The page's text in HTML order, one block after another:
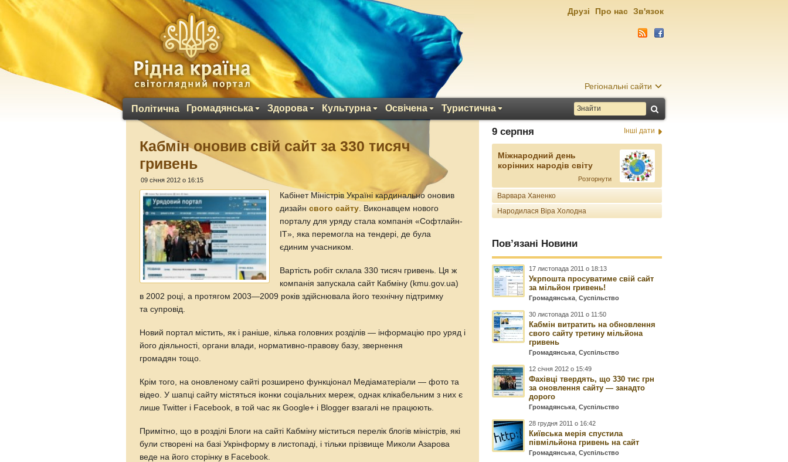
Регіональні сайти
Політична Громадянська Здорова Культурна Освічена Туристична
Друзі Про нас Зв'язок
Кабмін оновив свій сайт за 330 тисяч
гривень
09 січня 2012 о 16:15
Кабінет Міністрів Україні кардинально оновив
дизайнсвого сайту. Виконавцем нового
порталу для уряду стала компанія «Софтлайн-
IT», яка перемогла на тендері, де була
єдиним учасником.
Вартість робіт склала 330 тисяч гривень. Ця ж
компанія запускала сайт Кабміну (kmu.gov.ua)
в 2002 році, а протягом 2003—2009 років здійснювала його технічну підтримку
та супровід.
Новий портал містить, як і раніше, кілька головних розділів — інформацію про уряд і
його діяльності, органи влади, нормативно-правову базу, звернення
громадян тощо.
Крім того, на оновленому сайті розширено функціонал Медіаматеріали — фото та
відео. У шапці сайту містяться іконки соціальних мереж, однак клікабельним з них є
лише Twitter i Facebook, в той час як Google+ і Blogger взагалі не працюють.
Примітно, що в розділі Блоги на сайті Кабміну міститься перелік блогів міністрів, які
були створені на базі Укрінформу в листопаді, і тільки прізвище Миколи Азарова
веде на його сторінку в Facebook.
9 серпня Інші дати
Міжнародний день
корінних народів світу
Розгорнути
Варвара Ханенко
Народилася Віра Холодна
Пов’язані Новини
17 листопада 2011 о 18:13
Укрпошта просуватиме свій сайт
за мільйон гривень!
Громадянська ,Суспільство
30 листопада 2011 о 11:50
Кабмін витратить на обновлення
свого сайту третину мільйона
гривень
Громадянська ,Суспільство
12 січня 2012 о 15:49
Фахівці твердять, що 330 тис грн
за оновлення сайту — занадто
дорого
Громадянська ,Суспільство
28 грудня 2011 о 16:42
Київська мерія спустила
півмільйона гривень на сайт
Громадянська ,Суспільство